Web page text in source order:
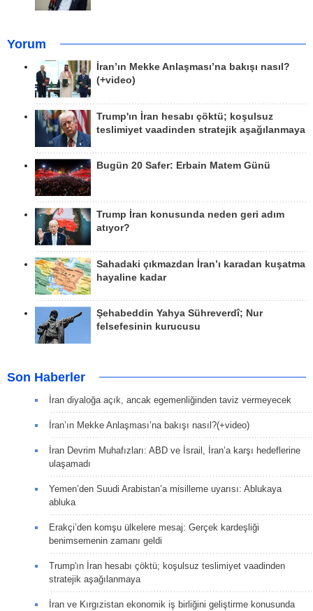
Yorum
İran’ın Mekke Anlaşması’na bakışı nasıl?
(+video)
Trump'ın İran hesabı çöktü; koşulsuz
teslimiyet vaadinden stratejik aşağılanmaya
Bugün 20 Safer: Erbain Matem Günü
Trump İran konusunda neden geri adım
atıyor?
Sahadaki çıkmazdan İran’ı karadan kuşatma
hayaline kadar
Şehabeddin Yahya Sühreverdî; Nur
felsefesinin kurucusu
Son Haberler
İran diyaloğa açık, ancak egemenliğinden taviz vermeyecek
İran’ın Mekke Anlaşması’na bakışı nasıl?(+video)
İran Devrim Muhafızları: ABD ve İsrail, İran’a karşı hedeflerine
ulaşamadı
Yemen’den Suudi Arabistan’a misilleme uyarısı: Ablukaya
abluka
Erakçi’den komşu ülkelere mesaj: Gerçek kardeşliği
benimsemenin zamanı geldi
Trump'ın İran hesabı çöktü; koşulsuz teslimiyet vaadinden
stratejik aşağılanmaya
İran ve Kırgızistan ekonomik iş birliğini geliştirme konusunda